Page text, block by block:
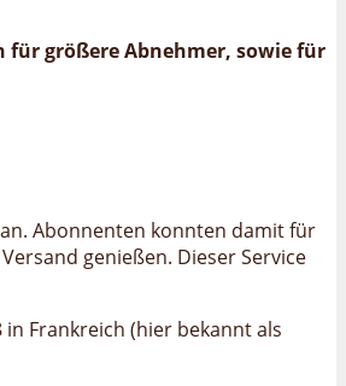
größere Abnehmer, sowie für
Abonnenten konnten damit für
genießen. Dieser Service
Frankreich (hier bekannt als